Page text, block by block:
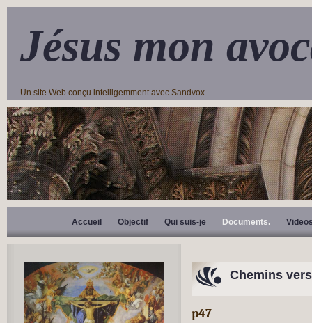
Jésus mon
Un site Web conçu intelligemment avec Sandvox
Accueil Objectif Qui suis-je Documents.
Chemins
p47